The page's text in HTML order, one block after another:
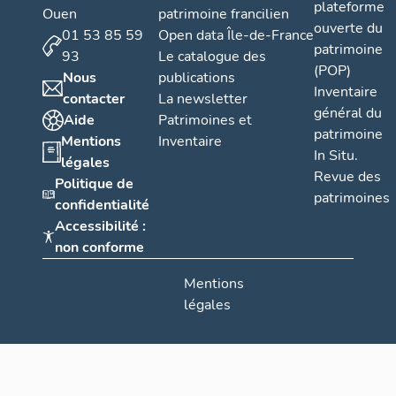
Ouen
01 53 85 59
93
Nous
contacter
Aide
Mentions
légales
Politique de
confidentialité
Accessibilité :
non conforme
patrimoine francilien
Open data Île-de-France
Le catalogue des
publications
La newsletter
Patrimoines et
Inventaire
plateforme
ouverte du
patrimoine
(POP)
Inventaire
général du
patrimoine
In Situ.
Revue des
patrimoines
Mentions
légales